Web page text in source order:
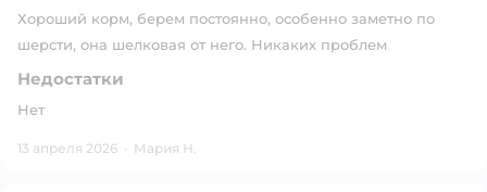
Хороший корм, берем постоянно, особенно заметно по
шерсти, она шелковая от него. Никаких проблем
Недостатки
Нет
13 апреля 2026 · Мария Н.